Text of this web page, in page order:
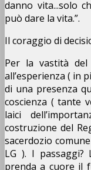
danno vita...solo
può dare la vita.”.
Il coraggio di
Per la vastità
all’esperienza ( in
di una presenza
coscienza ( tante
laici
costruzione del
sacerdozio
LG ). I passaggi?
prenda a cuore il